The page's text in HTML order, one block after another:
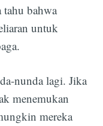
bahwa
untuk
nunda lagi. Jika
menemukan
mereka
Subscribe